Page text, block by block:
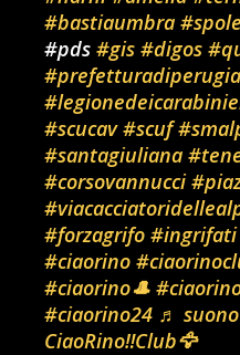
#bastiaumbra
#pds #gis #digos
#prefetturadiperugia
#scucav #scuf
#santagiuliana
#corsovannucci
#forzagrifo #ingrifati
#ciaorino
#ciaorino🎩
#ciaorino24 ♬
CiaoRino‼️Club🦅